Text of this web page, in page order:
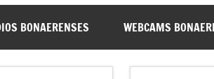
BONAERENSES WEBCAMS